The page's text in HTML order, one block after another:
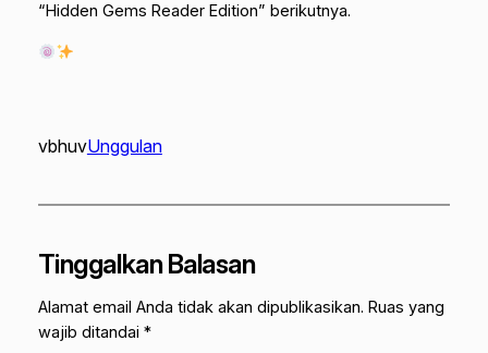
“Hidden Gems Reader Edition” berikutnya.
vbhuvUnggulan
Tinggalkan Balasan
Alamat email Anda tidak akan dipublikasikan. Ruas yang
wajib ditandai *